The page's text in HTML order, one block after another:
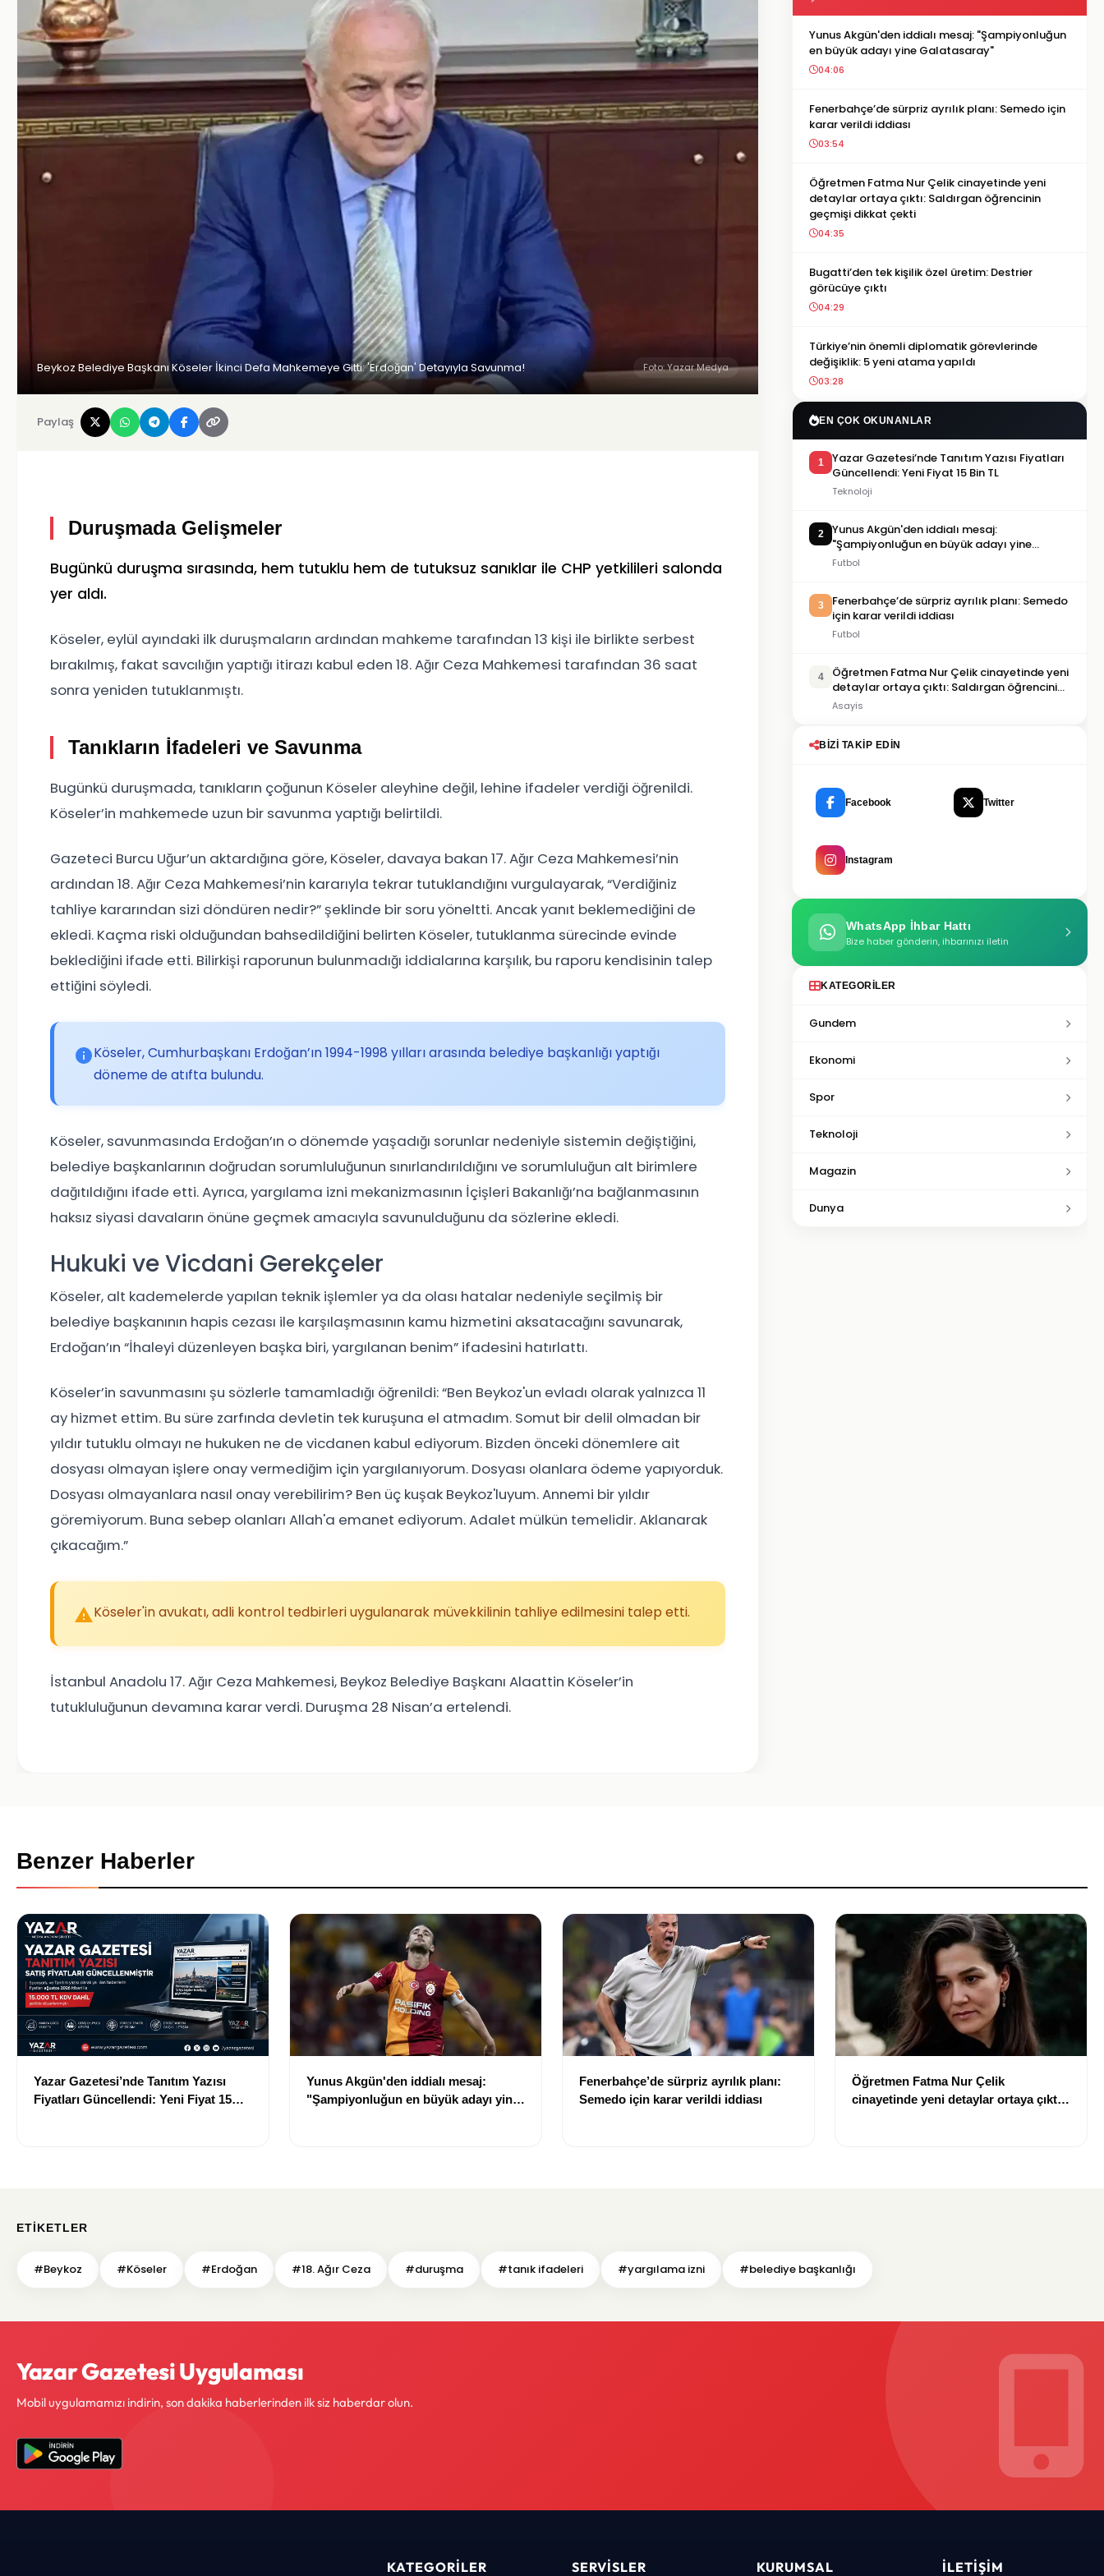
Beykoz Belediye Başkanı Köseler İkinci Defa Mahkemeye Gitti: 'Erdoğan' Detayıyla Savunma! Foto: Yazar Medya
Paylaş
Duruşmada Gelişmeler
Bugünkü duruşma sırasında, hem tutuklu hem de tutuksuz sanıklar ile CHP yetkilileri salonda
yer aldı.
Köseler, eylül ayındaki ilk duruşmaların ardından mahkeme tarafından 13 kişi ile birlikte serbest
bırakılmış, fakat savcılığın yaptığı itirazı kabul eden 18. Ağır Ceza Mahkemesi tarafından 36 saat
sonra yeniden tutuklanmıştı.
Tanıkların İfadeleri ve Savunma
Bugünkü duruşmada, tanıkların çoğunun Köseler aleyhine değil, lehine ifadeler verdiği öğrenildi.
Köseler’in mahkemede uzun bir savunma yaptığı belirtildi.
Gazeteci Burcu Uğur’un aktardığına göre, Köseler, davaya bakan 17. Ağır Ceza Mahkemesi’nin
ardından 18. Ağır Ceza Mahkemesi’nin kararıyla tekrar tutuklandığını vurgulayarak, “Verdiğiniz
tahliye kararından sizi döndüren nedir?” şeklinde bir soru yöneltti. Ancak yanıt beklemediğini de
ekledi. Kaçma riski olduğundan bahsedildiğini belirten Köseler, tutuklanma sürecinde evinde
beklediğini ifade etti. Bilirkişi raporunun bulunmadığı iddialarına karşılık, bu raporu kendisinin talep
ettiğini söyledi.
Köseler, Cumhurbaşkanı Erdoğan’ın 1994-1998 yılları arasında belediye başkanlığı yaptığı
döneme de atıfta bulundu.
Köseler, savunmasında Erdoğan’ın o dönemde yaşadığı sorunlar nedeniyle sistemin değiştiğini,
belediye başkanlarının doğrudan sorumluluğunun sınırlandırıldığını ve sorumluluğun alt birimlere
dağıtıldığını ifade etti. Ayrıca, yargılama izni mekanizmasının İçişleri Bakanlığı’na bağlanmasının
haksız siyasi davaların önüne geçmek amacıyla savunulduğunu da sözlerine ekledi.
Hukuki ve Vicdani Gerekçeler
Köseler, alt kademelerde yapılan teknik işlemler ya da olası hatalar nedeniyle seçilmiş bir
belediye başkanının hapis cezası ile karşılaşmasının kamu hizmetini aksatacağını savunarak,
Erdoğan’ın “İhaleyi düzenleyen başka biri, yargılanan benim” ifadesini hatırlattı.
Köseler’in savunmasını şu sözlerle tamamladığı öğrenildi: “Ben Beykoz'un evladı olarak yalnızca 11
ay hizmet ettim. Bu süre zarfında devletin tek kuruşuna el atmadım. Somut bir delil olmadan bir
yıldır tutuklu olmayı ne hukuken ne de vicdanen kabul ediyorum. Bizden önceki dönemlere ait
dosyası olmayan işlere onay vermediğim için yargılanıyorum. Dosyası olanlara ödeme yapıyorduk.
Dosyası olmayanlara nasıl onay verebilirim? Ben üç kuşak Beykoz'luyum. Annemi bir yıldır
göremiyorum. Buna sebep olanları Allah'a emanet ediyorum. Adalet mülkün temelidir. Aklanarak
çıkacağım.”
Köseler'in avukatı, adli kontrol tedbirleri uygulanarak müvekkilinin tahliye edilmesini talep etti.
İstanbul Anadolu 17. Ağır Ceza Mahkemesi, Beykoz Belediye Başkanı Alaattin Köseler’in
tutukluluğunun devamına karar verdi. Duruşma 28 Nisan’a ertelendi.
Yunus Akgün'den iddialı mesaj: "Şampiyonluğun
en büyük adayı yine Galatasaray"
04:06
Fenerbahçe’de sürpriz ayrılık planı: Semedo için
karar verildi iddiası
03:54
Öğretmen Fatma Nur Çelik cinayetinde yeni
detaylar ortaya çıktı: Saldırgan öğrencinin
geçmişi dikkat çekti
04:35
Bugatti’den tek kişilik özel üretim: Destrier
görücüye çıktı
04:29
Türkiye’nin önemli diplomatik görevlerinde
değişiklik: 5 yeni atama yapıldı
03:28
EN ÇOK OKUNANLAR
1
Yazar Gazetesi’nde Tanıtım Yazısı Fiyatları
Güncellendi: Yeni Fiyat 15 Bin TL
Teknoloji
2
Yunus Akgün'den iddialı mesaj:
"Şampiyonluğun en büyük adayı yine
Galatasaray"
Futbol
3
Fenerbahçe’de sürpriz ayrılık planı: Semedo
için karar verildi iddiası
Futbol
4
Öğretmen Fatma Nur Çelik cinayetinde yeni
detaylar ortaya çıktı: Saldırgan öğrencinin
geçmişi dikkat çekti
Asayis
BIZI TAKIP EDIN
Facebook Twitter
Instagram
WhatsApp İhbar Hattı
Bize haber gönderin, ihbarınızı iletin
KATEGORILER
Gundem
Ekonomi
Spor
Teknoloji
Magazin
Dunya
Benzer Haberler
Yazar Gazetesi’nde Tanıtım Yazısı
Fiyatları Güncellendi: Yeni Fiyat 15
Yunus Akgün'den iddialı mesaj:
"Şampiyonluğun en büyük adayı yine
Fenerbahçe’de sürpriz ayrılık planı:
Semedo için karar verildi iddiası
Öğretmen Fatma Nur Çelik
cinayetinde yeni detaylar ortaya çıktı:
ETIKETLER
#Beykoz #Köseler #Erdoğan #18. Ağır Ceza #duruşma #tanık ifadeleri #yargılama izni #belediye başkanlığı
Yazar Gazetesi Uygulaması
Mobil uygulamamızı indirin, son dakika haberlerinden ilk siz haberdar olun.
KATEGORILER SERVISLER KURUMSAL İLETIŞIM